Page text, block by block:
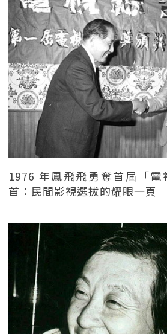
1976 年鳳飛飛勇奪首屆「電
首：民間影視選拔的耀眼一頁